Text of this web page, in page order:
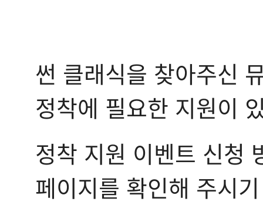
썬 클래식을 찾아주신
정착에 필요한 지원이
정착 지원 이벤트 신청
페이지를 확인해 주시